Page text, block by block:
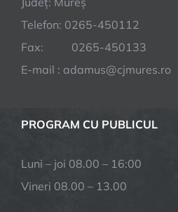
Telefon: 0265-450112
Fax: 0265-450133
E-mail : adamus@cjmures.ro
PROGRAM CU PUBLICUL
Luni – joi 08.00 – 16:00
Vineri 08.00 – 13.00